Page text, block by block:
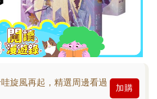
旋風再起，精選周邊看過
加購